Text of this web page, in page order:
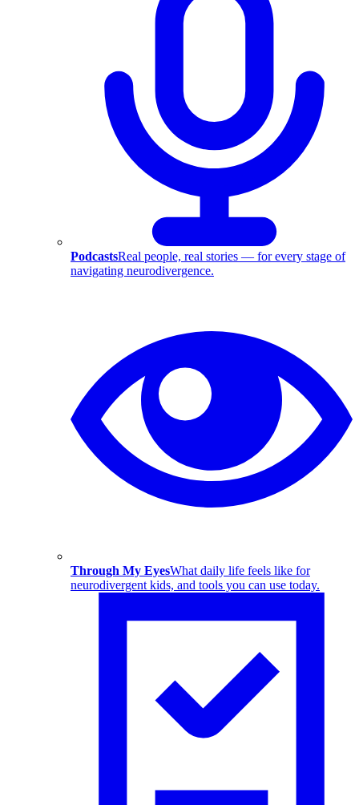
PodcastsReal people, real stories — for every stage of
navigating neurodivergence.
Through My EyesWhat daily life feels like for
neurodivergent kids, and tools you can use today.